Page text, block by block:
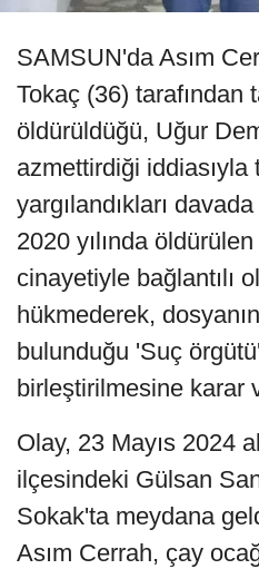
SAMSUN'da Asım
Tokaç (36) tarafından
öldürüldüğü, Uğur
azmettirdiği iddiasıyla
yargılandıkları
2020 yılında
cinayetiyle bağlantılı
hükmederek,
bulunduğu 'Suç
birleştirilmesine karar
Olay, 23 Mayıs 2024
ilçesindeki Gülsan
Sokak'ta meydana
Asım Cerrah, çay